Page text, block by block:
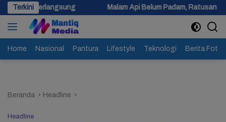
Langsung
ke
konten
Terkini Malam Api Belum Padam, Ratusan Personel Berjibaku
Home Nasional Pantura Lifestyle Teknologi Berita Foto
Beranda Headline
Headline